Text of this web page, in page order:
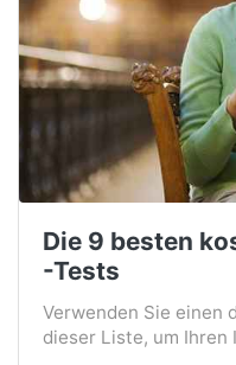
Die 9 besten
-Tests
Verwenden Sie einen
dieser Liste, um